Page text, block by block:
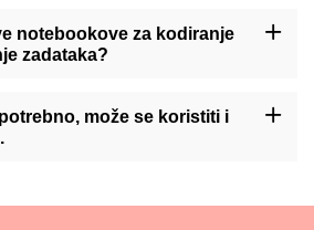
uključujući kuglične, gel i markerne
primjenjuje primjena ovog standarda,
na sljedećim površinama:
notebookove za kodiranje
zadataka?
omogućavajući korisnicima da
informacije na vizuelni i pogodan način.
može se koristiti i
svojstva lepila, pa je preporučljivo biti